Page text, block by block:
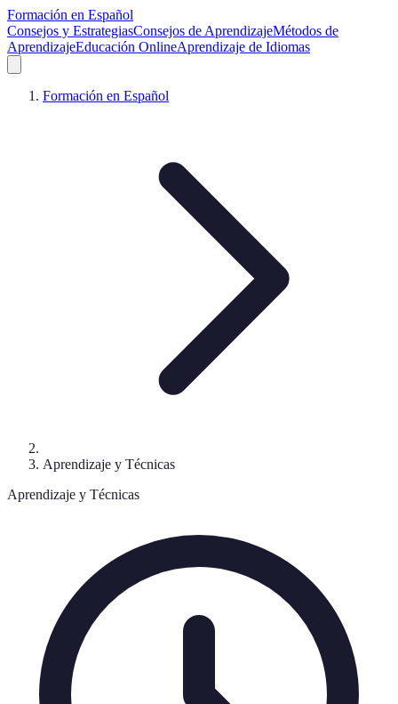
Formación en Español
Consejos y EstrategiasConsejos de AprendizajeMétodos de
AprendizajeEducación OnlineAprendizaje de Idiomas
Formación en Español
Aprendizaje y Técnicas
Aprendizaje y Técnicas